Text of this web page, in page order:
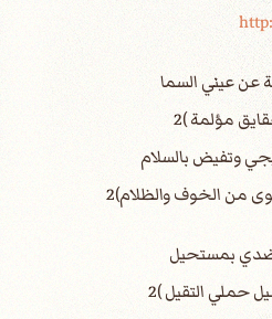
مؤلمة )2
وتفيض بالسلام
من الخوف والظلام)2
حملي التقيل )2